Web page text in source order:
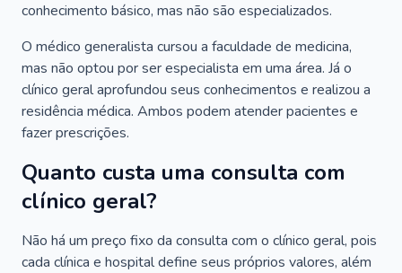
conhecimento básico, mas não são especializados.
O médico generalista cursou a faculdade de medicina,
mas não optou por ser especialista em uma área. Já o
clínico geral aprofundou seus conhecimentos e realizou a
residência médica. Ambos podem atender pacientes e
fazer prescrições.
Quanto custa uma consulta com
clínico geral?
Não há um preço fixo da consulta com o clínico geral, pois
cada clínica e hospital define seus próprios valores, além